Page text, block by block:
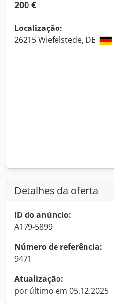
200 €
Localização:
26215 Wiefelstede, DE
Detalhes da oferta
ID do anúncio:
A179-5899
Número de referência:
9471
Atualização:
por último em 05.12.2025